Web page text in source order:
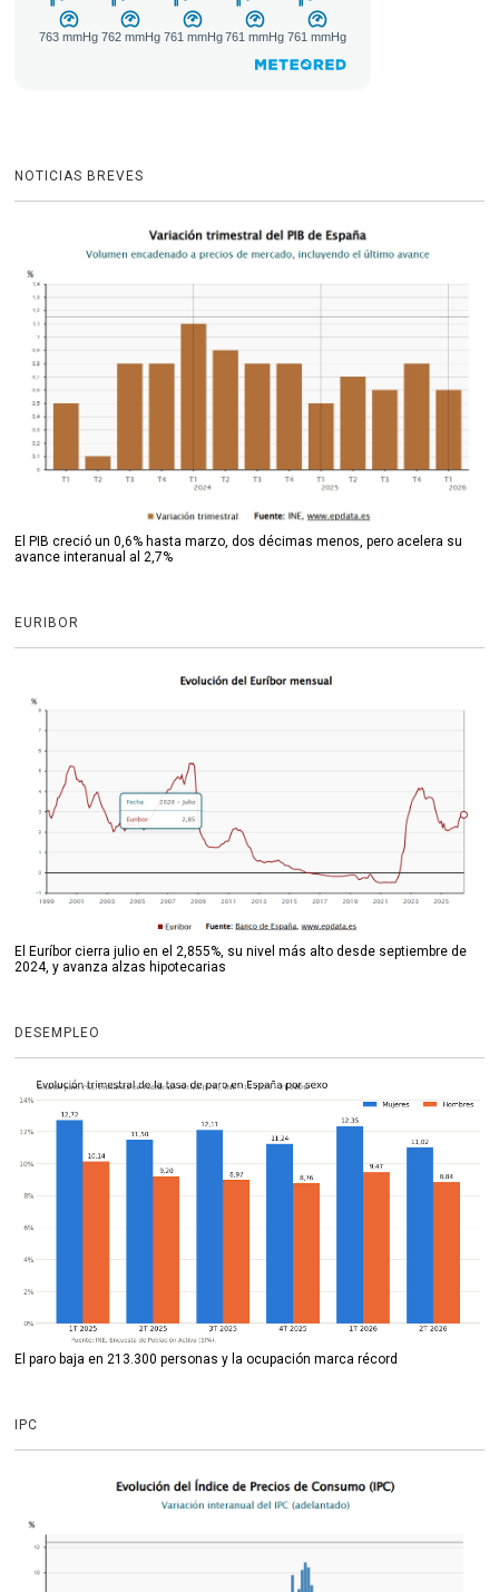
NOTICIAS BREVES
El PIB creció un 0,6% hasta marzo, dos décimas menos, pero acelera su
avance interanual al 2,7%
EURIBOR
El Euríbor cierra julio en el 2,855%, su nivel más alto desde septiembre de
2024, y avanza alzas hipotecarias
DESEMPLEO
El paro baja en 213.300 personas y la ocupación marca récord
IPC